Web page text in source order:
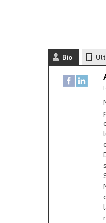
Bio